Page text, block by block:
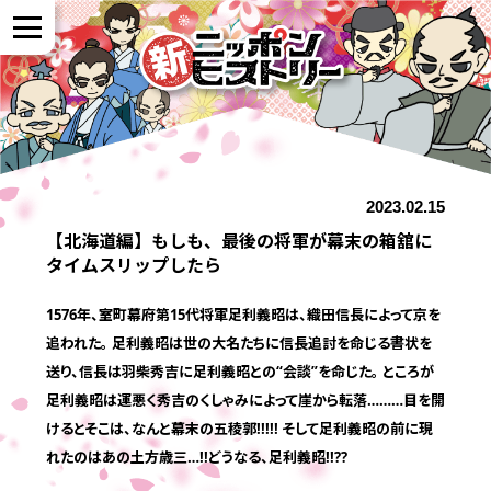
NEWS
全国展開について
よくある質問
2023.02.15
【北海道編】もしも、最後の将軍が幕末の箱舘に
タイムスリップしたら
1576年、室町幕府第15代将軍足利義昭は、織田信長によって京を
追われた。 足利義昭は世の大名たちに信長追討を命じる書状を
送り、信長は羽柴秀吉に足利義昭との“会談”を命じた。 ところが
足利義昭は運悪く秀吉のくしゃみによって崖から転落………目を開
けるとそこは、なんと幕末の五稜郭!!!!! そして足利義昭の前に現
れたのはあの土方歳三…!!どうなる、足利義昭!!??